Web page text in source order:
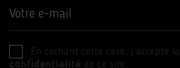
Votre e-mail
En cochant cette case, j’accepte la
confidentialité de ce site.